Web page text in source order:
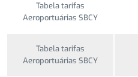
Tabela tarifas
Aeroportuárias SBCY
Tabela tarifas
Aeroportuárias SBCY